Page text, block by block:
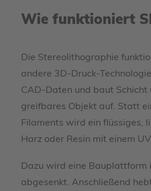
Wie funktioniert
Die Stereolithographie
andere 3D-Druck-
CAD-Daten und baut Schicht
greifbares Objekt auf. Statt
Filaments wird ein flüssiges,
Harz oder Resin mit einem
Dazu wird eine Bauplattform
abgesenkt. Anschließend